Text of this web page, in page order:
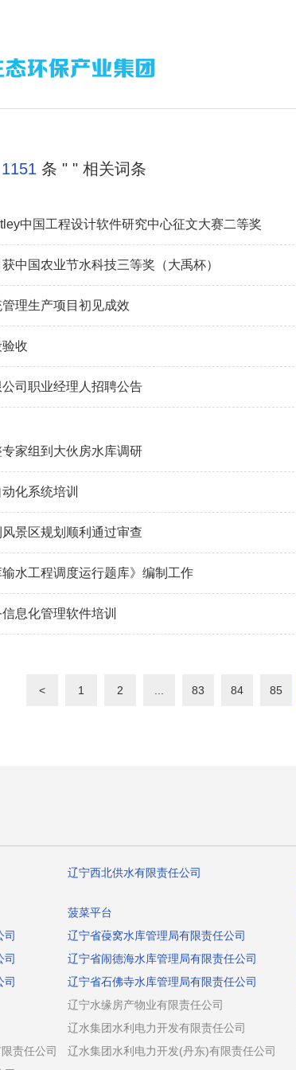
1151 条 " " 相关词条
中国工程设计软件研究中心征文大赛二等奖
中国农业节水科技三等奖（大禹杯）
理生产项目初见成效
收
司职业经理人招聘公告
家组到大伙房水库调研
化系统培训
景区规划顺利通过审查
水工程调度运行题库》编制工作
息化管理软件培训
< 1 2 83 84 85
辽宁西北供水有限责任公司
菠菜平台
司
辽宁省葠窝水库管理局有限责任公司
司
辽宁省闹德海水库管理局有限责任公司
司
辽宁省石佛寺水库管理局有限责任公司
辽宁水缘房产物业有限责任公司
辽水集团水利电力开发有限责任公司
责任公司
辽水集团水利电力开发(丹东)有限责任公司